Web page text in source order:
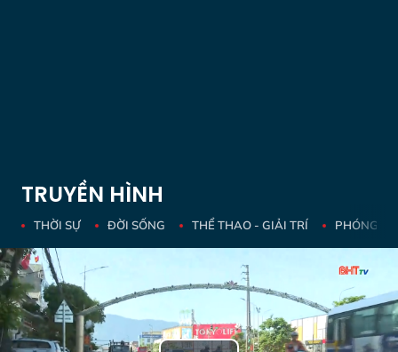
TRUYỀN HÌNH
THỜI SỰ ĐỜI SỐNG THỂ THAO - GIẢI TRÍ PHÓNG